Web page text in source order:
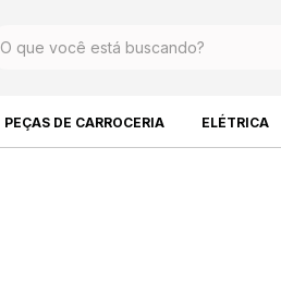
PEÇAS DE CARROCERIA ELÉTRICA